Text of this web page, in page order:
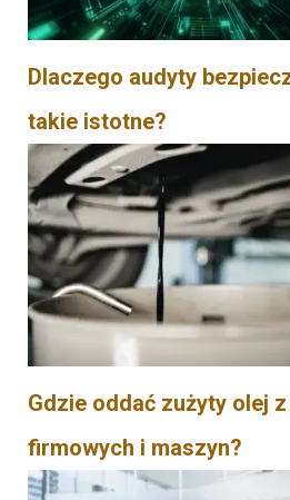
Dlaczego audyty
takie istotne?
Gdzie oddać zużyty olej
firmowych i maszyn?